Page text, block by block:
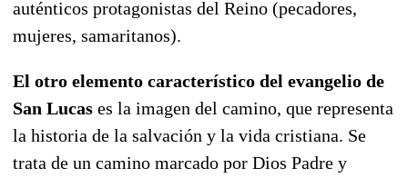
auténticos protagonistas del Reino (pecadores,
mujeres, samaritanos).
El otro elemento característico del evangelio de
San Lucas es la imagen del camino, que representa
la historia de la salvación y la vida cristiana. Se
trata de un camino marcado por Dios Padre y